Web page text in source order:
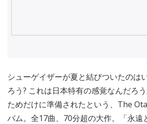
シューゲイザーが夏と結びついたのは
ろう? これは日本特有の感覚なんだろ
ためだけに準備されたという、The
バム。全17曲、70分超の大作。「永遠